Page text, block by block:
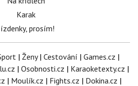
Karak
prosím!
| Ženy| Cestování | Games.cz |
| Osobnosti.cz | Karaoketexty.cz |
| Moulík.cz | Fights.cz | Dokina.cz |